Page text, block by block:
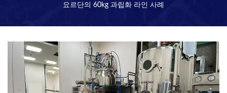
요르단의 60kg 과립화 라인 사례